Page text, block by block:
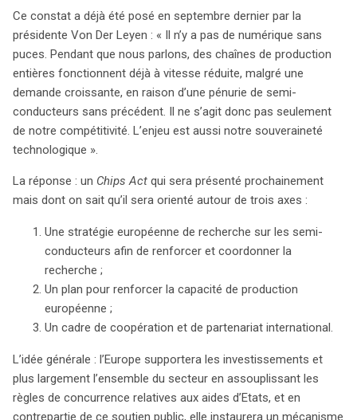
Ce constat a déjà été posé en septembre dernier par la
présidente Von Der Leyen : « Il n’y a pas de numérique sans
puces. Pendant que nous parlons, des chaînes de production
entières fonctionnent déjà à vitesse réduite, malgré une
demande croissante, en raison d’une pénurie de semi-
conducteurs sans précédent. Il ne s’agit donc pas seulement
de notre compétitivité. L’enjeu est aussi notre souveraineté
technologique ».
La réponse : un Chips Act qui sera présenté prochainement
mais dont on sait qu’il sera orienté autour de trois axes :
Une stratégie européenne de recherche sur les semi-
conducteurs afin de renforcer et coordonner la
recherche ;
Un plan pour renforcer la capacité de production
européenne ;
Un cadre de coopération et de partenariat international.
L’idée générale : l’Europe supportera les investissements et
plus largement l’ensemble du secteur en assouplissant les
règles de concurrence relatives aux aides d’Etats, et en
contrepartie de ce soutien public, elle instaurera un mécanisme